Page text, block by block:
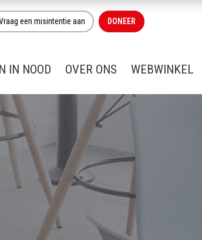
een misintentie aan DONEER
IN NOOD OVER ONS WEBWINKEL